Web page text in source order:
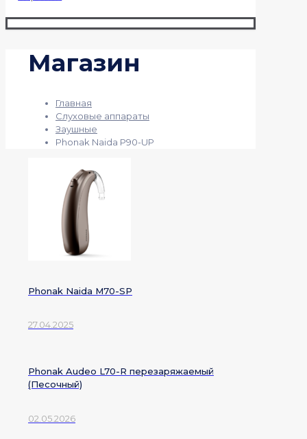
Магазин
Главная
Слуховые аппараты
Заушные
Phonak Naida P90-UP
Phonak Naida M70-SP
27.04.2025
Phonak Audeo L70-R перезаряжаемый
(Песочный)
02.05.2026